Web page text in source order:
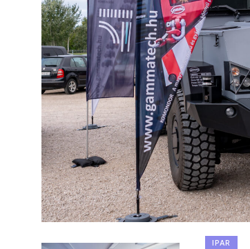
IPAR